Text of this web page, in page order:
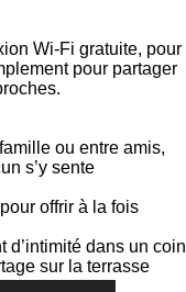
Wi-Fi gratuite, pour
pour partager
ou entre amis,
s’y sente
offrir à la fois
d’intimité dans un coin
sur la terrasse